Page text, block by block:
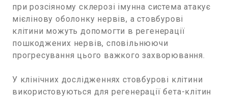
при розсіяному склерозі імунна система атакує
мієлінову оболонку нервів, а стовбурові
клітини можуть допомогти в регенерації
пошкоджених нервів, сповільнюючи
прогресування цього важкого захворювання.
У клінічних дослідженнях стовбурові клітини
використовуються для регенерації бета-клітин